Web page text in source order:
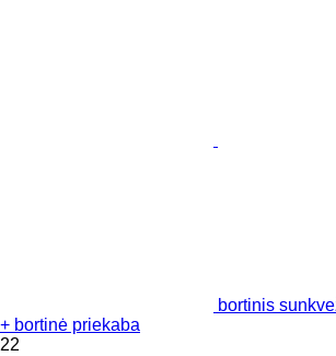
bortinis
+ bortinė priekaba
22